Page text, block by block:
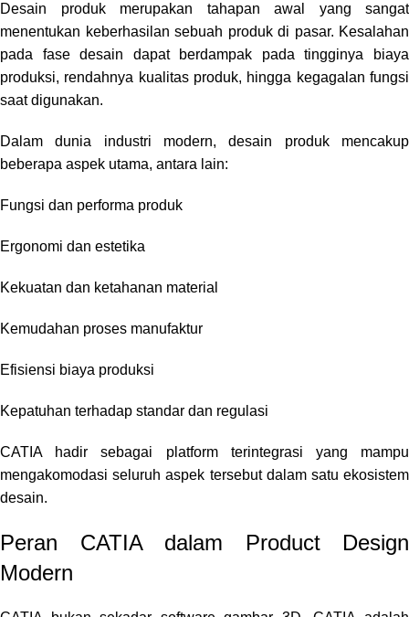
Desain produk merupakan tahapan awal yang sangat
menentukan keberhasilan sebuah produk di pasar. Kesalahan
pada fase desain dapat berdampak pada tingginya biaya
produksi, rendahnya kualitas produk, hingga kegagalan fungsi
saat digunakan.
Dalam dunia industri modern, desain produk mencakup
beberapa aspek utama, antara lain:
Fungsi dan performa produk
Ergonomi dan estetika
Kekuatan dan ketahanan material
Kemudahan proses manufaktur
Efisiensi biaya produksi
Kepatuhan terhadap standar dan regulasi
CATIA hadir sebagai platform terintegrasi yang mampu
mengakomodasi seluruh aspek tersebut dalam satu ekosistem
desain.
Peran CATIA dalam Product Design
Modern